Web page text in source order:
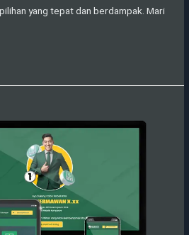
yang tepat dan berdampak. Mari